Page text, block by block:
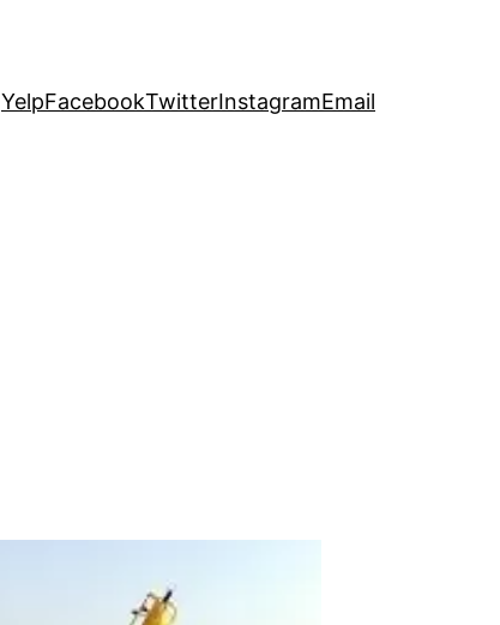
YelpFacebookTwitterInstagramEmail